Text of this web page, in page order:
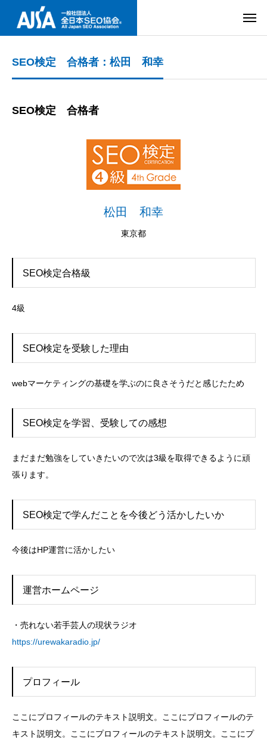
SEO検定 合格者：松田 和幸
SEO検定 合格者
松田 和幸
東京都
SEO検定合格級
4級
SEO検定を受験した理由
webマーケティングの基礎を学ぶのに良さそうだと感じたため
SEO検定を学習、受験しての感想
まだまだ勉強をしていきたいので次は3級を取得できるように頑
張ります。
SEO検定で学んだことを今後どう活かしたいか
今後はHP運営に活かしたい
運営ホームページ
・売れない若手芸人の現状ラジオ
https://urewakaradio.jp/
プロフィール
ここにプロフィールのテキスト説明文。ここにプロフィールのテ
キスト説明文。ここにプロフィールのテキスト説明文。ここにプ